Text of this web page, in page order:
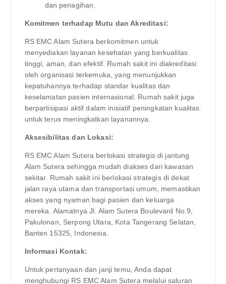
dan penagihan.
Komitmen terhadap Mutu dan Akreditasi:
RS EMC Alam Sutera berkomitmen untuk
menyediakan layanan kesehatan yang berkualitas
tinggi, aman, dan efektif. Rumah sakit ini diakreditasi
oleh organisasi terkemuka, yang menunjukkan
kepatuhannya terhadap standar kualitas dan
keselamatan pasien internasional. Rumah sakit juga
berpartisipasi aktif dalam inisiatif peningkatan kualitas
untuk terus meningkatkan layanannya.
Aksesibilitas dan Lokasi:
RS EMC Alam Sutera berlokasi strategis di jantung
Alam Sutera sehingga mudah diakses dari kawasan
sekitar. Rumah sakit ini berlokasi strategis di dekat
jalan raya utama dan transportasi umum, memastikan
akses yang nyaman bagi pasien dan keluarga
mereka. Alamatnya Jl. Alam Sutera Boulevard No.9,
Pakulonan, Serpong Utara, Kota Tangerang Selatan,
Banten 15325, Indonesia.
Informasi Kontak:
Untuk pertanyaan dan janji temu, Anda dapat
menghubungi RS EMC Alam Sutera melalui saluran